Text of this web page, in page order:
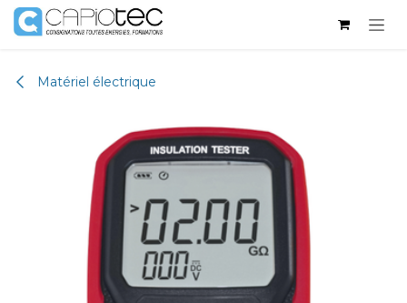
Se rendre au contenu
Matériel électrique